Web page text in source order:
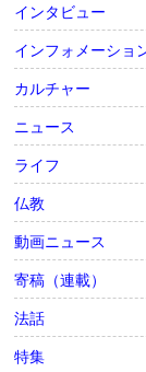
インタビュー
インフォメーショ
カルチャー
ニュース
ライフ
仏教
動画ニュース
寄稿（連載）
法話
特集